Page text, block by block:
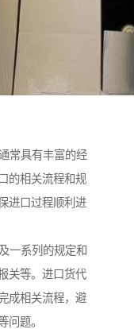
常具有丰富的经
的相关流程和规
进口过程顺利进
一系列的规定和
关等。进口货代
成相关流程，避
问题。